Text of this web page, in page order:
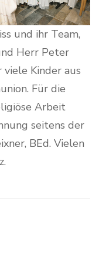
und ihr Team,
Herr Peter
viele Kinder aus
Für die
Arbeit
seitens der
BEd. Vielen